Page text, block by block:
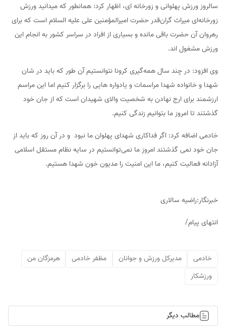
سالروز ورزش پهلوانی و زورخانه ای، اظهار کرد: همانطور که میدانید ورزش
زورخانه‌ای میراث گران‌قدر حضرت امیرالمؤمنین علی علیه السلام است که برای
رهروان آن حضرت باقی مانده و بسیاری از افراد در سراسر کشور به انجام این
ورزش مشغول اند.
وی افزود: در چند سال همه‌گیری کرونا نتوانستیم آن طور که باید در شان
شهدا و خانواده شهدا مراسمات و یادواره هایی را برگزار کنیم اما این مراسم
ارزشمند برای ارج نهادن به شخصیت والای شهیدان است که از جان خود
گذشتند تا امروز ما بتوانیم زندگی کنیم.
خادمی اضافه کرد: اگر فداکاری شهدای پهلوان ما نبود و در آن روز که باید از
جان خود نمی گذشتند امروز ما نمی‌توانستیم در سایه نظام مستقل اسلامی
آزادانه فعالیت کنیم، ما این امنیت را مدیون خون شهدا هستیم.
خبرنگار:راضیه سالاری
انتهای پیام/
خادمی مدیرکل ورزش و جوانان مظفر خادمی
هرمزگان من
ورزشکار
مطالب دیگر